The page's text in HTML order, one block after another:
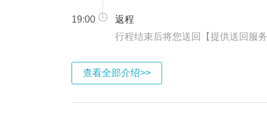
19:00
返程
行程结束后将您送回【提供送回服
查看全部介绍>>